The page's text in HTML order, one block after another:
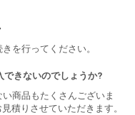
を行ってください。
できないのでしょうか?
商品もたくさんございま
積りさせていただきます。